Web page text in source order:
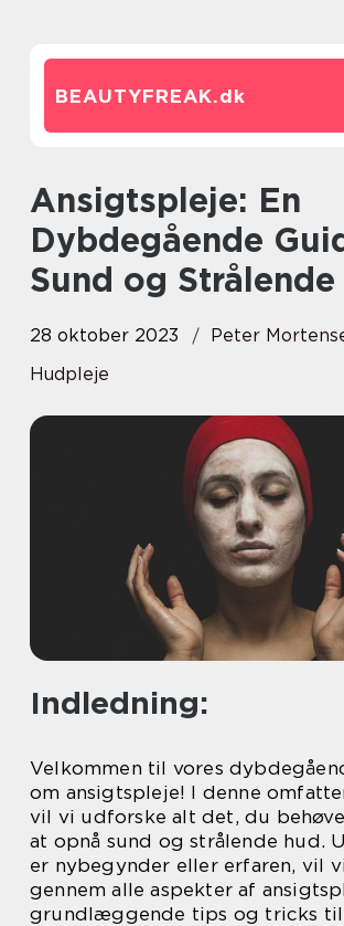
BEAUTYFREAK.dk
Ansigtspleje: En
Dybdegående
Sund og Strålende
28 oktober 2023
Peter
Hudpleje
Indledning:
Velkommen til vores
om ansigtspleje! I denne
vil vi udforske alt det, du
at opnå sund og strålende hud.
er nybegynder eller erfaren, vil
gennem alle aspekter af
grundlæggende tips og tricks